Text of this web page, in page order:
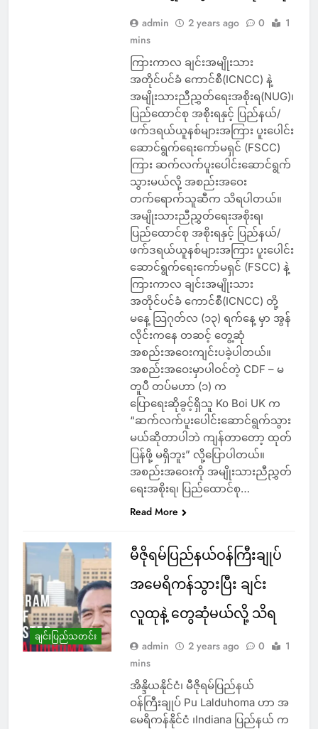
admin 2 years ago 0
1
mins
ကြားကာလ ချင်းအမျိုးသား
အတိုင်ပင်ခံ ကောင်စီ(ICNCC) နဲ့
အမျိုးသားညီညွှတ်ရေးအစိုးရ(NUG)၊
ပြည်ထောင်စု အစိုးရနှင့် ပြည်နယ်/
ဖက်ဒရယ်ယူနစ်များအကြား ပူးပေါင်း
ဆောင်ရွက်ရေးကော်မရှင် (FSCC)
ကြား ဆက်လက်ပူးပေါင်းဆောင်ရွက်
သွားမယ်လို့ အစည်းအဝေး
တက်ရောက်သူဆီက သိရပါတယ်။
အမျိုးသားညီညွှတ်ရေးအစိုးရ၊
ပြည်ထောင်စု အစိုးရနှင့် ပြည်နယ်/
ဖက်ဒရယ်ယူနစ်များအကြား ပူးပေါင်း
ဆောင်ရွက်ရေးကော်မရှင် (FSCC) နဲ့
ကြားကာလ ချင်းအမျိုးသား
အတိုင်ပင်ခံ ကောင်စီ(ICNCC) တို့
မနေ့ သြဂုတ်လ (၁၃) ရက်နေ့ မှာ အွန်
လိုင်းကနေ တဆင့် တွေ့ဆုံ
အစည်းအဝေးကျင်းပခဲ့ပါတယ်။
အစည်းအဝေးမှာပါဝင်တဲ့ CDF – မ
တူပီ တပ်မဟာ (၁) က
ပြောရေးဆိုခွင့်ရှိသူ Ko Boi UK က
“ဆက်လက်ပူးပေါင်းဆောင်ရွက်သွား
မယ်ဆိုတာပါဘဲ ကျန်တာတော့ ထုတ်
ပြန်ဖို့ မရှိဘူး” လို့ပြောပါတယ်။
အစည်းအဝေးကို အမျိုးသားညီညွှတ်
ရေးအစိုးရ၊ ပြည်ထောင်စု…
Read More
ချင်းပြည်သတင်း
မီဇိုရမ်ပြည်နယ်ဝန်ကြီးချုပ်
အမေရိကန်သွားပြီး ချင်း
လူထုနဲ့ တွေဆုံမယ်လို့ သိရ
admin 2 years ago 0
1
mins
အိန္ဒိယနိုင်ငံ၊ မီဇိုရမ်ပြည်နယ်
ဝန်ကြီးချုပ် Pu Lalduhoma ဟာ အ
မေရိကန်နိုင်ငံ ၊Indiana ပြည်နယ် က